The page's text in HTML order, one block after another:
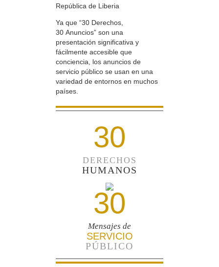
República de Liberia
Ya que “30 Derechos,
30 Anuncios” son una
presentación significativa y
fácilmente accesible que
conciencia, los anuncios de
servicio público se usan en una
variedad de entornos en muchos
países.
30
DERECHOS
HUMANOS
30
Mensajes de
SERVICIO
PÚBLICO